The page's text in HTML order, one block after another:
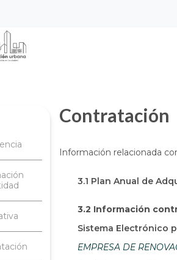
Empresa de
Contratación
Información relacionada
3.1 Plan Anual de
3.2 Información
Sistema Electrónico
EMPRESA DE